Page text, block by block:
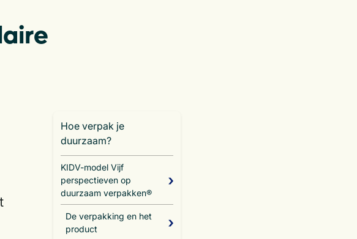
Hoe verpak je
duurzaam?
KIDV-model Vijf
perspectieven op
duurzaam verpakken®
De verpakking en het
product